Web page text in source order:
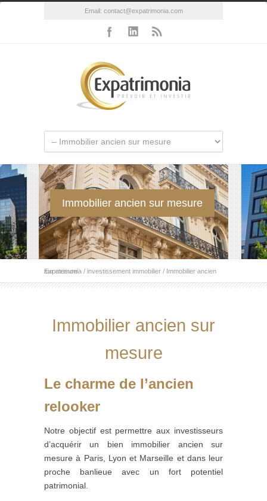
Email: contact@expatrimonia.com
Immobilier ancien sur mesure
Expatrimonia / investissement immobilier /
Immobilier ancien sur mesure
Immobilier ancien sur
mesure
Le charme de l’ancien
relooker
Notre objectif est permettre aux investisseurs
d’acquérir un bien immobilier ancien sur
mesure à Paris, Lyon et Marseille et dans leur
proche banlieue avec un fort potentiel
patrimonial